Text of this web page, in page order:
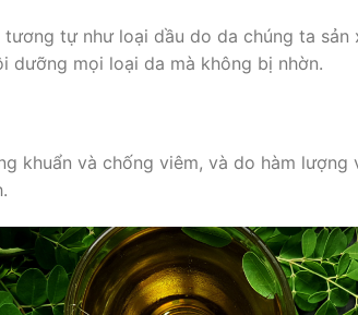
tương tự như loại dầu do da chúng ta
dưỡng mọi loại da mà không bị nhờn.
khuẩn và chống viêm, và do hàm